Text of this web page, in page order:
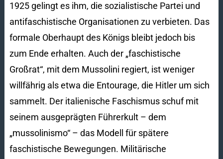
1925 gelingt es ihm, die sozialistische Partei und
antifaschistische Organisationen zu verbieten. Das
formale Oberhaupt des Königs bleibt jedoch bis
zum Ende erhalten. Auch der „faschistische
Großrat“, mit dem Mussolini regiert, ist weniger
willfährig als etwa die Entourage, die Hitler um sich
sammelt. Der italienische Faschismus schuf mit
seinem ausgeprägten Führerkult – dem
„mussolinismo“ – das Modell für spätere
faschistische Bewegungen. Militärische